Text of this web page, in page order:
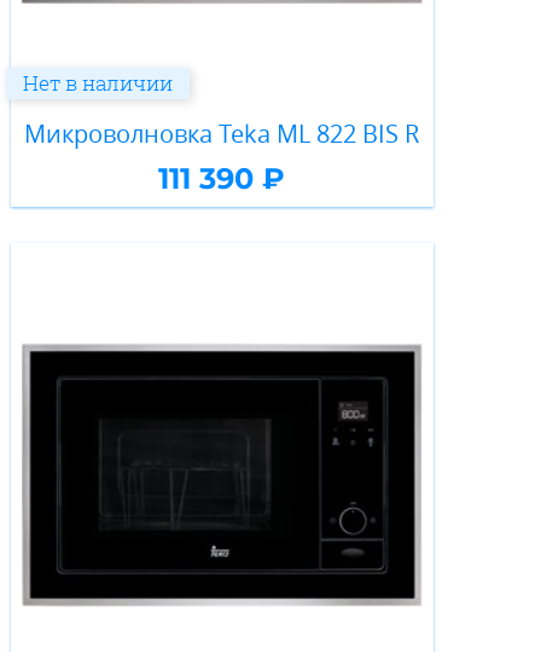
Микроволновка Teka ML 822 BIS R
111 390 ₽
Нет в наличии